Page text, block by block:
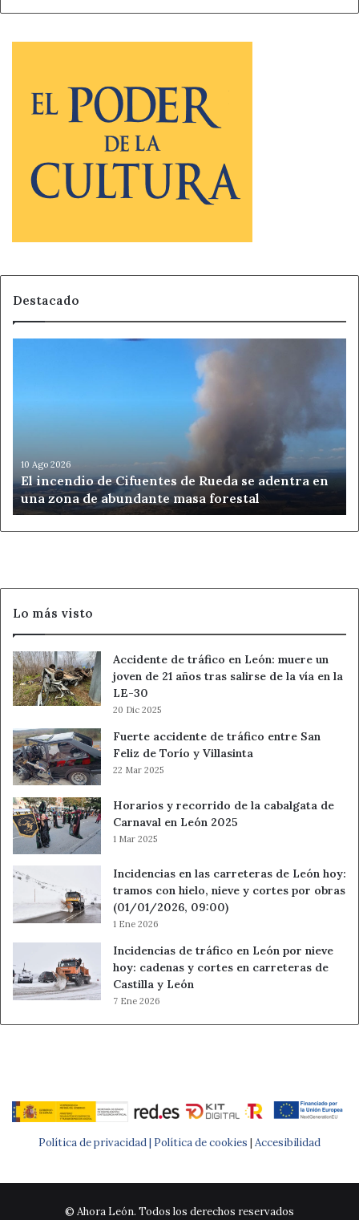
Destacado
adentra
en
una
zona
de
10 Ago 2026
El incendio de Cifuentes de Rueda se adentra en
una zona de abundante masa forestal
Lo más visto
Accidente de tráfico en León: muere un
joven de 21 años tras salirse de la vía en la
LE-30
20 Dic 2025
Fuerte accidente de tráfico entre San
Feliz de Torío y Villasinta
22 Mar 2025
Horarios y recorrido de la cabalgata de
Carnaval en León 2025
1 Mar 2025
Incidencias en las carreteras de León hoy:
tramos con hielo, nieve y cortes por obras
(01/01/2026, 09:00)
1 Ene 2026
Incidencias de tráfico en León por nieve
hoy: cadenas y cortes en carreteras de
Castilla y León
7 Ene 2026
Política de privacidad | Política de cookies | Accesibilidad
© Ahora León. Todos los derechos reservados